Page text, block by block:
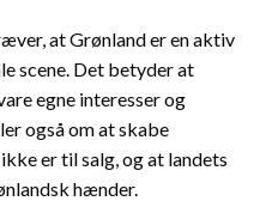
at Grønland er en aktiv
scene. Det betyder at
egne interesser og
også om at skabe
er til salg, og at landets
hænder.